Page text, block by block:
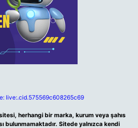
live:.cid.575569c608265c69
herhangi bir marka, kurum veya şahıs
bulunmamaktadır. Sitede yalnızca kendi